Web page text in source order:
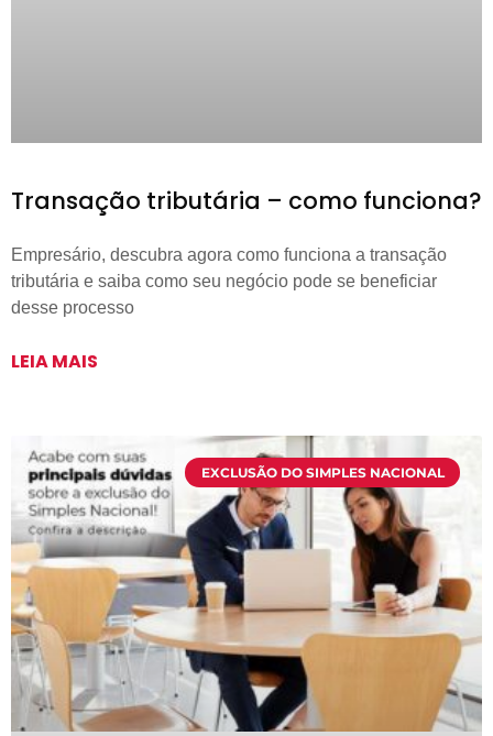
Transação tributária – como funciona?
Empresário, descubra agora como funciona a transação
tributária e saiba como seu negócio pode se beneficiar
desse processo
LEIA MAIS
EXCLUSÃO DO SIMPLES NACIONAL